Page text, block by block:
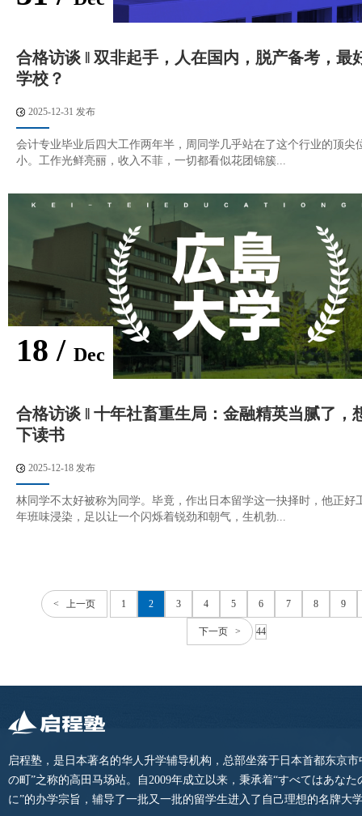
合格访谈 ‖ 双非起手，人在国内，脱产备考，最
学校？
2025-12-31 发布
会计专业毕业后四大工作两年半，周同学几乎站在了这个行业的顶尖
小。工作光鲜亮丽，收入不菲，一切都看似花团锦簇...
18 / Dec
合格访谈 ‖ 十年社畜重生局：金融精英当腻了，
下读书
2025-12-18 发布
林同学不太好被称为同学。毕竟，作出日本留学这一抉择时，他正好
年班味浸染，足以让一个闪烁着锐劲和朝气，生机勃...
< 上一页 1 2 3 4 5 6 7 8 9
下一页 > 44
启程塾，是日本著名的华人升学辅导机构，总部坐落于日本首都东京市
の町”之称的高田马场站。自2009年成立以来，秉承着“すべてはあなた
に”的办学宗旨，辅导了一批又一批的留学生进入了自己理想的名牌大